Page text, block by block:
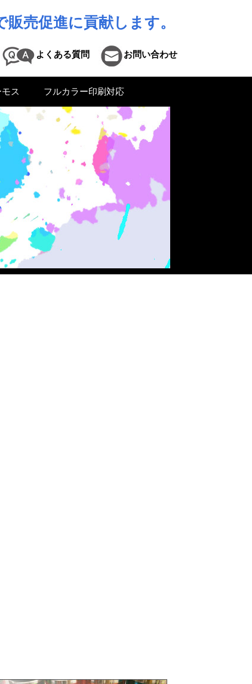
売促進に貢献します。
よくある質問 お問い合わせ
ス フルカラー印刷対応